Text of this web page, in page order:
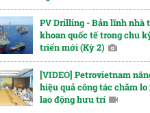
PV Drilling - Bản lĩnh nhà
khoan quốc tế trong chu
triển mới (Kỳ 2)
[VIDEO] Petrovietnam
hiệu quả công tác chăm
lao động hưu trí